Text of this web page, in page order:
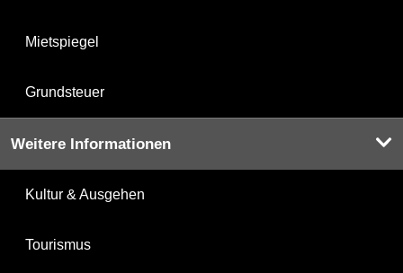
Mietspiegel
Grundsteuer
Weitere Informationen
Kultur & Ausgehen
Tourismus